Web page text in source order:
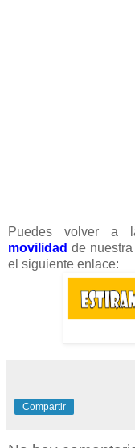
Puedes volver a
movilidad de
el siguiente enlace:
Compartir